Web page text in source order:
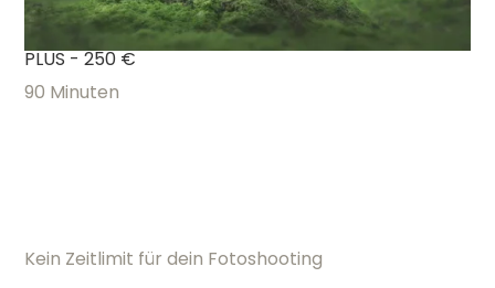
PLUS - 250 €
90 Minuten
Kein Zeitlimit für dein Fotoshooting